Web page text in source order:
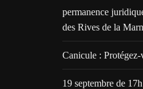
permanence
des Rives de la
Canicule : Protégez-
19 septembre de